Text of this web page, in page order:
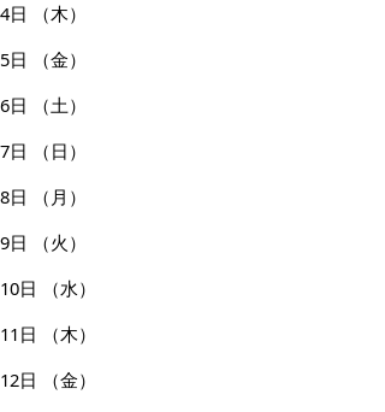
4日
（木）
5日
（金）
6日
（土）
7日
（日）
8日
（月）
9日
（火）
10日
（水）
11日
（木）
12日
（金）